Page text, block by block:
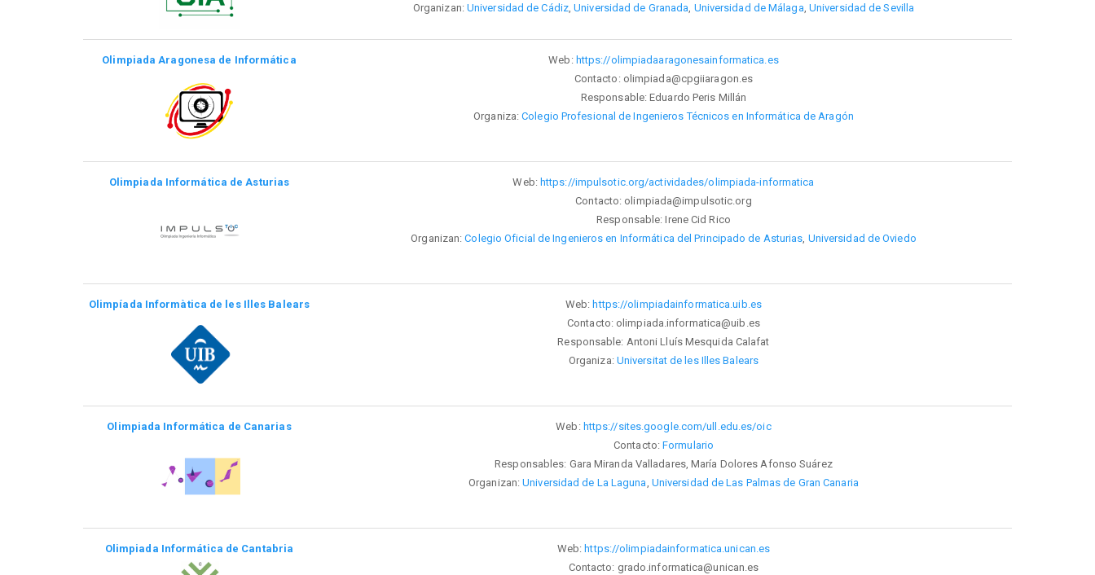
Organizan: Universidad de Cádiz,Universidad de Granada Universidad de Málaga Universidad de Sevilla
Olimpiada Aragonesa de Informática Web: https://olimpiadaaragonesainformatica.es
Contacto: olimpiada@cpgiiaragon.es
Responsable: Eduardo Peris Millán
Organiza:Colegio Profesional de Ingenieros Técnicos en Informática de Aragón
Olimpiada Informática de Asturias Web: https://impulsotic.org/actividades/olimpiada-informatica
Contacto: olimpiada@impulsotic.org
Responsable: Irene Cid Rico
Organizan:Colegio Oficial de Ingenieros en Informática del Principado de Asturias Universidad de Oviedo
Olimpíada Informàtica de les Illes Balears Web: https://olimpiadainformatica.uib.es
Contacto: olimpiada.informatica@uib.es
Responsable: Antoni Lluís Mesquida Calafat
Organiza: Universitat de les Illes Balears
Olimpiada Informática de Canarias Web: https://sites.google.com/ull.edu.es/oic
Contacto: Formulario
Responsables: Gara Miranda Valladares, María Dolores Afonso Suárez
Organizan:Universidad de La Laguna, Universidad de Las Palmas de Gran Canaria
Olimpiada Informática de Cantabria Web: https://olimpiadainformatica.unican.es
Contacto: grado.informatica@unican.es